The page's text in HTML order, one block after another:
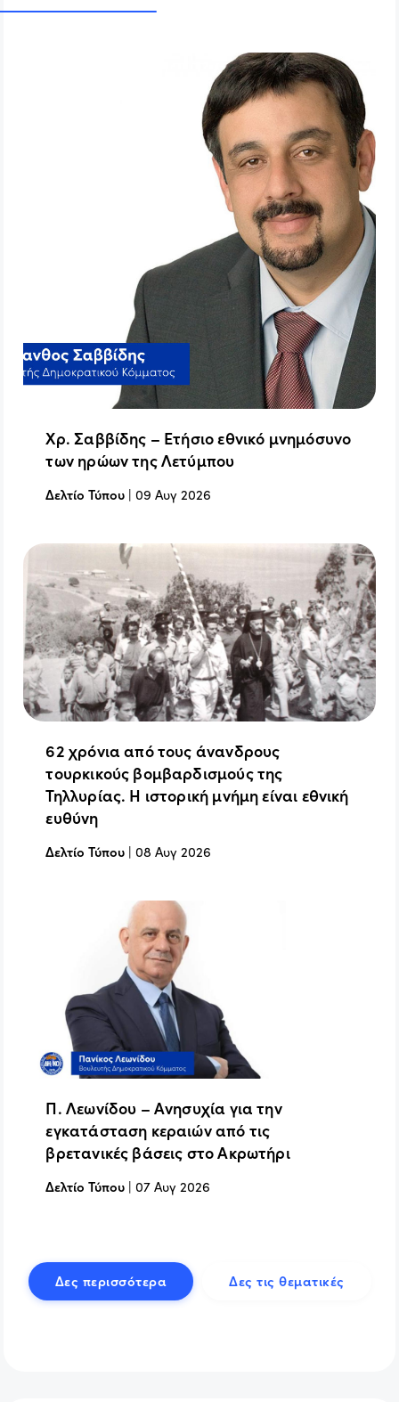
Χρ. Σαββίδης – Ετήσιο εθνικό μνημόσυνο
των ηρώων της Λετύμπου
Δελτίο Τύπου |09 Αυγ 2026
62 χρόνια από τους άνανδρους
τουρκικούς βομβαρδισμούς της
Τηλλυρίας. Η ιστορική μνήμη είναι εθνική
ευθύνη
Δελτίο Τύπου |08 Αυγ 2026
Π. Λεωνίδου – Ανησυχία για την
εγκατάσταση κεραιών από τις
βρετανικές βάσεις στο Ακρωτήρι
Δελτίο Τύπου |07 Αυγ 2026
Δες περισσότερα Δες τις θεματικές